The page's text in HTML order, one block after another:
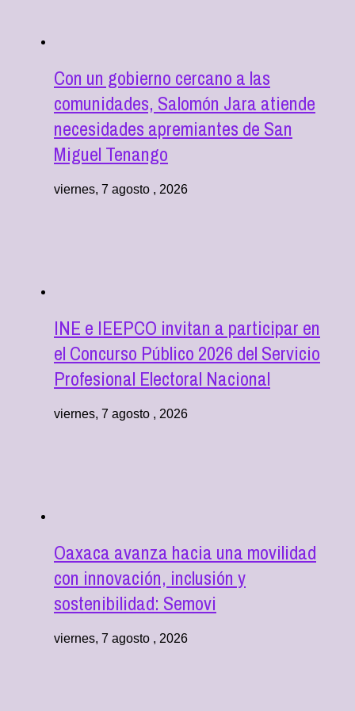
Con un gobierno cercano a las
comunidades, Salomón Jara atiende
necesidades apremiantes de San
Miguel Tenango
viernes, 7 agosto , 2026
INE e IEEPCO invitan a participar en
el Concurso Público 2026 del Servicio
Profesional Electoral Nacional
viernes, 7 agosto , 2026
Oaxaca avanza hacia una movilidad
con innovación, inclusión y
sostenibilidad: Semovi
viernes, 7 agosto , 2026